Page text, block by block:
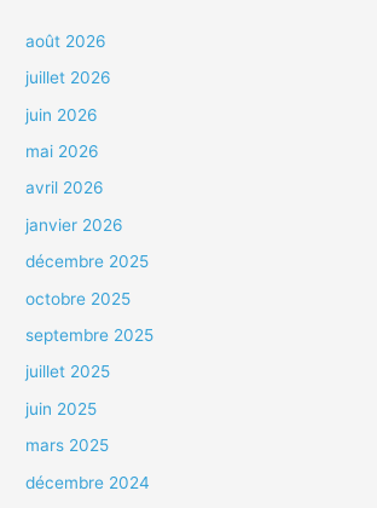
août 2026
juillet 2026
juin 2026
mai 2026
avril 2026
janvier 2026
décembre 2025
octobre 2025
septembre 2025
juillet 2025
juin 2025
mars 2025
décembre 2024